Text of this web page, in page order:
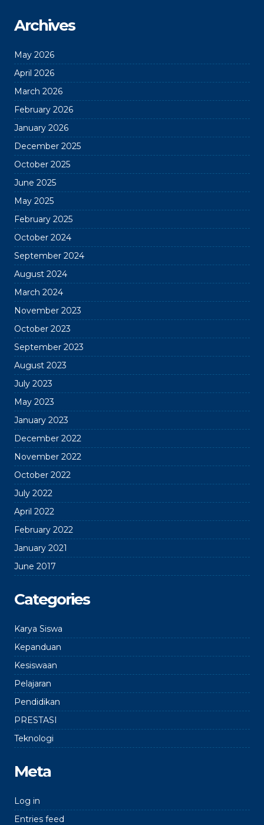
Archives
May 2026
April 2026
March 2026
February 2026
January 2026
December 2025
October 2025
June 2025
May 2025
February 2025
October 2024
September 2024
August 2024
March 2024
November 2023
October 2023
September 2023
August 2023
July 2023
May 2023
January 2023
December 2022
November 2022
October 2022
July 2022
April 2022
February 2022
January 2021
June 2017
Categories
Karya Siswa
Kepanduan
Kesiswaan
Pelajaran
Pendidikan
PRESTASI
Teknologi
Meta
Log in
Entries feed